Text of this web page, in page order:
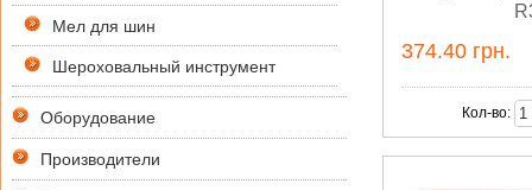
Мел для шин
Шероховальный инструмент
Оборудование
Производители
374.40 грн.
Кол-во: